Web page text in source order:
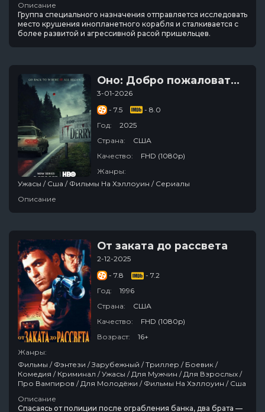
Описание
Группа специального назначения отправляется исследовать
место крушения инопланетного корабля и сталкивается с
более развитой и агрессивной расой пришельцев.
Оно: Добро пожаловать в Дерри
3-01-2026
- 7.5
- 8.0
Год:
2025
Страна:
США
Качество:
FHD (1080p)
Жанры:
Ужасы / Сша / Фильмы На Хэллоуин / Сериалы
Описание
От заката до рассвета
2-12-2025
- 7.8
- 7.2
Год:
1996
Страна:
США
Качество:
FHD (1080p)
Возраст:
16+
Жанры:
Фильмы / Фэнтези / Зарубежный / Триллер / Боевик /
Комедия / Криминал / Ужасы / Для Мужчин / Для Взрослых /
Про Вампиров / Для Молодёжи / Фильмы На Хэллоуин / Сша
Описание
Спасаясь от полиции после ограбления банка, два брата —